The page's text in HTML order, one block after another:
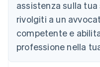
assistenza sulla
rivolgiti a un
competente e
professione nella
简体中文English
English
Croazia
English
Danimarca
English